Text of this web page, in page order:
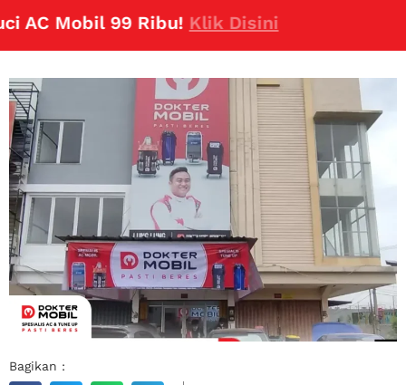
Mobil 99 Ribu!Klik Disini
Bagikan :